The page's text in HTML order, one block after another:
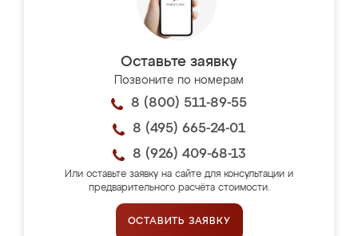
Оставьте заявку
Позвоните по номерам
8 (800) 511-89-55
8 (495) 665-24-01
8 (926) 409-68-13
Или оставьте заявку на сайте для консультации и
предварительного расчёта стоимости.
ОСТАВИТЬ ЗАЯВКУ